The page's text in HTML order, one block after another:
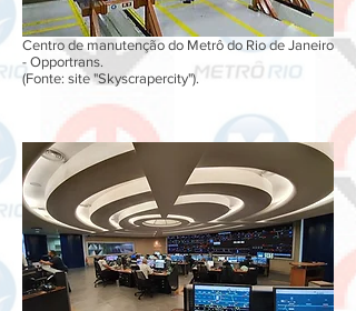
Centro de manutenção do Metrô do Rio de Janeiro
- Opportrans.
(Fonte: site "Skyscrapercity").